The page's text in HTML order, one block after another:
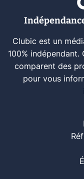
Clubic est un
100%
comparent des
pour vous